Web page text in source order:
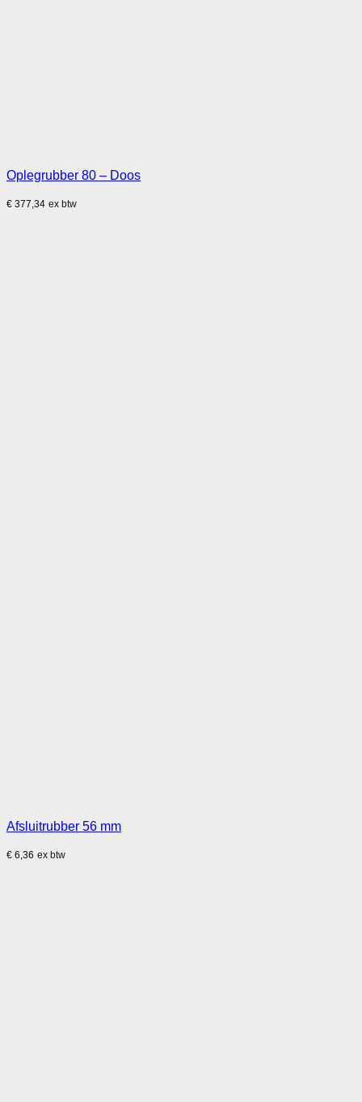
Oplegrubber 80 – Doos
€ 377,34 ex btw
Afsluitrubber 56 mm
€ 6,36 ex btw